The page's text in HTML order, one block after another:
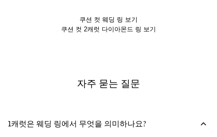
쿠션 컷 웨딩 링 보기
쿠션 컷 2캐럿 다이아몬드 링 보기
자주 묻는 질문
1캐럿은 웨딩 링에서 무엇을 의미하나요?